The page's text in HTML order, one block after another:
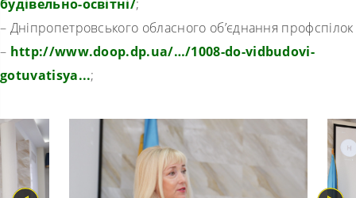
будівельно-освітні/;
– Дніпропетровського обласного об’єднання профспілок
– http://www.doop.dp.ua/…/1008-do-vidbudovi-
gotuvatisya...;